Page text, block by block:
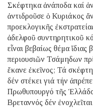
Σκέφτηκα ἀνάποδα καί
ἀντιδροῦσε ὁ Κυριάκος
προεκλογικῆς
ἀδελφοῦ συντηρητικοῦ
εἶναι βεβαίως θέμα
περιουσιῶν Τσάμηδων
ἔκανε ἐκεῖνος; Τά
δέν στέκει γιά τήν
Πρωθυπουργό τῆς
Βρεταννός δέν